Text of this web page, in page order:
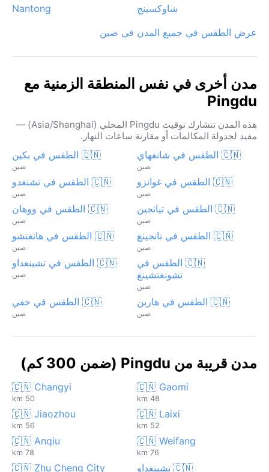
شاوكسينج
Nantong
عرض الطقس في جميع المدن في صين
مدن أخرى في نفس المنطقة الزمنية مع
Pingdu
هذه المدن تتشارك توقيت Pingdu المحلي (Asia/Shanghai) —
مفيد لجدولة المكالمات أو مقارنة ساعات النهار.
🇨🇳 الطقس في شانغهاي
صين
🇨🇳 الطقس في بكين
صين
🇨🇳 الطقس في غوانزو
صين
🇨🇳 الطقس في تشنغدو
صين
🇨🇳 الطقس في تيانجين
صين
🇨🇳 الطقس في ووهان
صين
🇨🇳 الطقس في نانجينغ
صين
🇨🇳 الطقس في هانغتشو
صين
🇨🇳 الطقس في
تشونغتشينغ
صين
🇨🇳 الطقس في تشينغداو
صين
🇨🇳 الطقس في هاربن
صين
🇨🇳 الطقس في خفي
صين
مدن قريبة من Pingdu (ضمن 300 كم)
🇨🇳 Gaomi
48 km
🇨🇳 Changyi
50 km
🇨🇳 Laixi
52 km
🇨🇳 Jiaozhou
56 km
🇨🇳 Weifang
76 km
🇨🇳 Anqiu
78 km
🇨🇳 تشينغداو 🇨🇳 Zhu Cheng City